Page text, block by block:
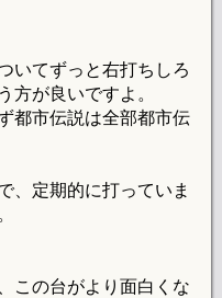
いてずっと右打ちしろ
方が良いですよ。
都市伝説は全部都市伝
、定期的に打っていま
この台がより面白くな